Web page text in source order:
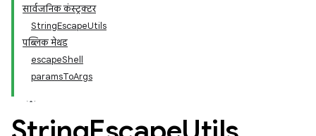
सार्वजनिक कंस्ट्रक्टर
StringEscapeUtils
पब्लिक मेथड
escapeShell
paramsToArgs